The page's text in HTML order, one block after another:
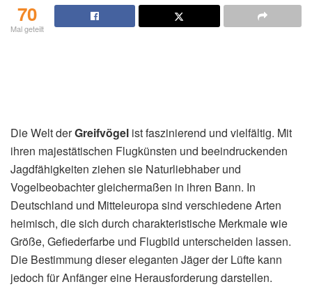
70
Mal geteilt
Die Welt derGreifvögel ist faszinierend und vielfältig. Mit
ihren majestätischen Flugkünsten und beeindruckenden
Jagdfähigkeiten ziehen sie Naturliebhaber und
Vogelbeobachter gleichermaßen in ihren Bann. In
Deutschland und Mitteleuropa sind verschiedene Arten
heimisch, die sich durch charakteristische Merkmale wie
Größe, Gefiederfarbe und Flugbild unterscheiden lassen.
Die Bestimmung dieser eleganten Jäger der Lüfte kann
jedoch für Anfänger eine Herausforderung darstellen.